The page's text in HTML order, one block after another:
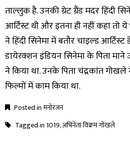
ताल्लुक है. उनकी ग्रेट ग्रैंड मदर हिंदी
आर्टिस्ट थी और इतना ही नहीं कहा तो
ने हिंदी सिनेमा में बतौर चाइल्ड
डायेरक्शन इंडियन सिनेमा के पिता
ने किया था. उनके पिता चंद्रकांत गोखले
फिल्मों में काम किया था.
Posted inमनोरंजन
Tagged in 1019,अभिनेता विक्रम गोखले